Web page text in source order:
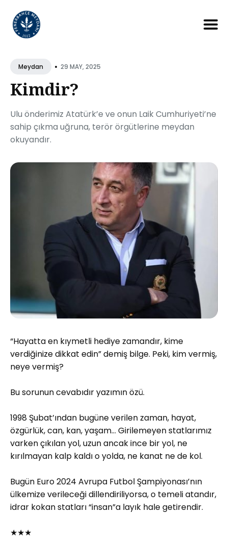
Blog
Meydan • 29 MAY, 2025
Kimdir?
Ulu önderimiz Atatürk’e ve onun Laik Cumhuriyeti’ne
sahip çıkma uğruna, terör örgütlerine meydan
okuyandır.
“Hayatta en kıymetli hediye zamandır, kime
verdiğinize dikkat edin” demiş bilge. Peki, kim vermiş,
neye vermiş?
Bu sorunun cevabıdır yazımın özü.
1998 Şubat’ından bugüne verilen zaman, hayat,
özgürlük, can, kan, yaşam… Girilemeyen statlarımız
varken çıkılan yol, uzun ancak ince bir yol, ne
kırılmayan kalp kaldı o yolda, ne kanat ne de kol.
Bugün Euro 2024 Avrupa Futbol Şampiyonası’nın
ülkemize verileceği dillendiriliyorsa, o temeli atandır,
idrar kokan statları “insan”a layık hale getirendir.
★★★